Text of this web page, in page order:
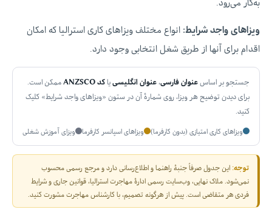
به‌کار می‌رود.
ویزاهای واجد شرایط: انواع مختلف ویزاهای کاری استرالیا که امکان
اقدام برای آنها از طریق شغل انتخابی وجود دارد.
جستجو بر اساس عنوان فارسی، عنوان انگلیسی یا کد ANZSCO
ممکن است.
برای دیدن توضیح هر ویزا، روی شمارهٔ آن در ستون «ویزاهای واجد شرایط» کلیک
کنید.
ویزاهای کاری امتیازی (بدون کارفرما) ویزاهای اسپانسر کارفرما ویزای آموزش شغلی
توجه: این جدول صرفاً جنبهٔ راهنما و اطلاع‌رسانی دارد و مرجع رسمی محسوب
نمی‌شود. ملاک نهایی، وب‌سایت رسمی ادارهٔ مهاجرت استرالیا، قوانین جاری و شرایط
فردی هر متقاضی است. پیش از هرگونه تصمیم، با کارشناس مهاجرت مشورت کنید.